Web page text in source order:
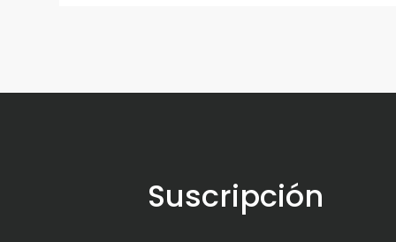
Suscripción